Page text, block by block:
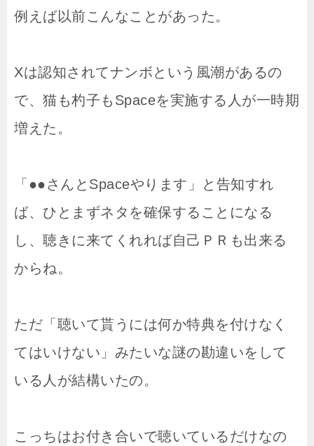
例えば以前こんなことがあった。
Xは認知されてナンボという風潮があるの
で、猫も杓子もSpaceを実施する人が一時期
増えた。
「●●さんとSpaceやります」と告知すれ
ば、ひとまずネタを確保することになる
し、聴きに来てくれれば自己ＰＲも出来る
からね。
ただ「聴いて貰うには何か特典を付けなく
てはいけない」みたいな謎の勘違いをして
いる人が結構いたの。
こっちはお付き合いで聴いているだけなの